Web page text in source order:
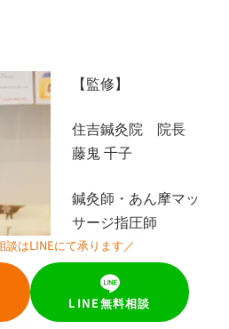
【監修】
住吉鍼灸院 院長
藤鬼 千子
鍼灸師・あん摩マッ
サージ指圧師
２０１１年国家資格
はり灸師、あん摩マ
ッサージ指圧師免許
談はLINEにて承ります／
LINE無料相談